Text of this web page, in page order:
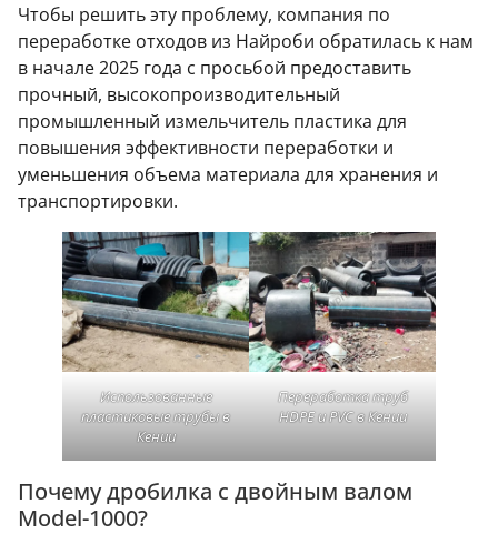
Чтобы решить эту проблему, компания по
переработке отходов из Найроби обратилась к нам
в начале 2025 года с просьбой предоставить
прочный, высокопроизводительный
промышленный измельчитель пластика для
повышения эффективности переработки и
уменьшения объема материала для хранения и
транспортировки.
Использованные
пластиковые трубы в
Кении
Переработка труб
HDPE и PVC в Кении
Почему дробилка с двойным валом
Model-1000?